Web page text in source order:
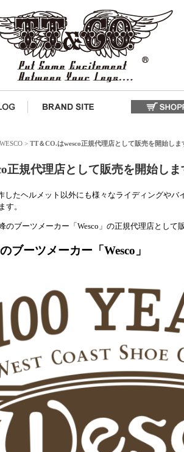
WESCO > TT＆CO.はwesco正規代理店として販売を開始しま
正規代理店として販売を開始しま
したヘルメット以外にも様々なライディングや
す。
のブーツメーカー「Wesco」の正規代理店として
ブーツメーカー「Wesco」